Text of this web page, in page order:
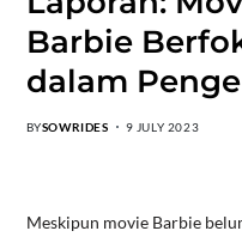
Barbie
dalam
BYSOWRIDES 9 JULY 2023
Meskipun movie Barbie